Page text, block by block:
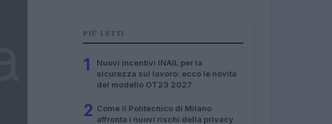
PIÙ LETTI
1
Nuovi incentivi INAIL per la
sicurezza sul lavoro: ecco le novità
del modello OT23 2027
2 Come il Politecnico di Milano
affronta i nuovi rischi della privacy